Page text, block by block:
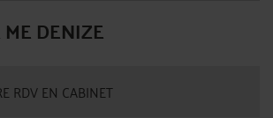
DENIZE
RDV EN CABINET